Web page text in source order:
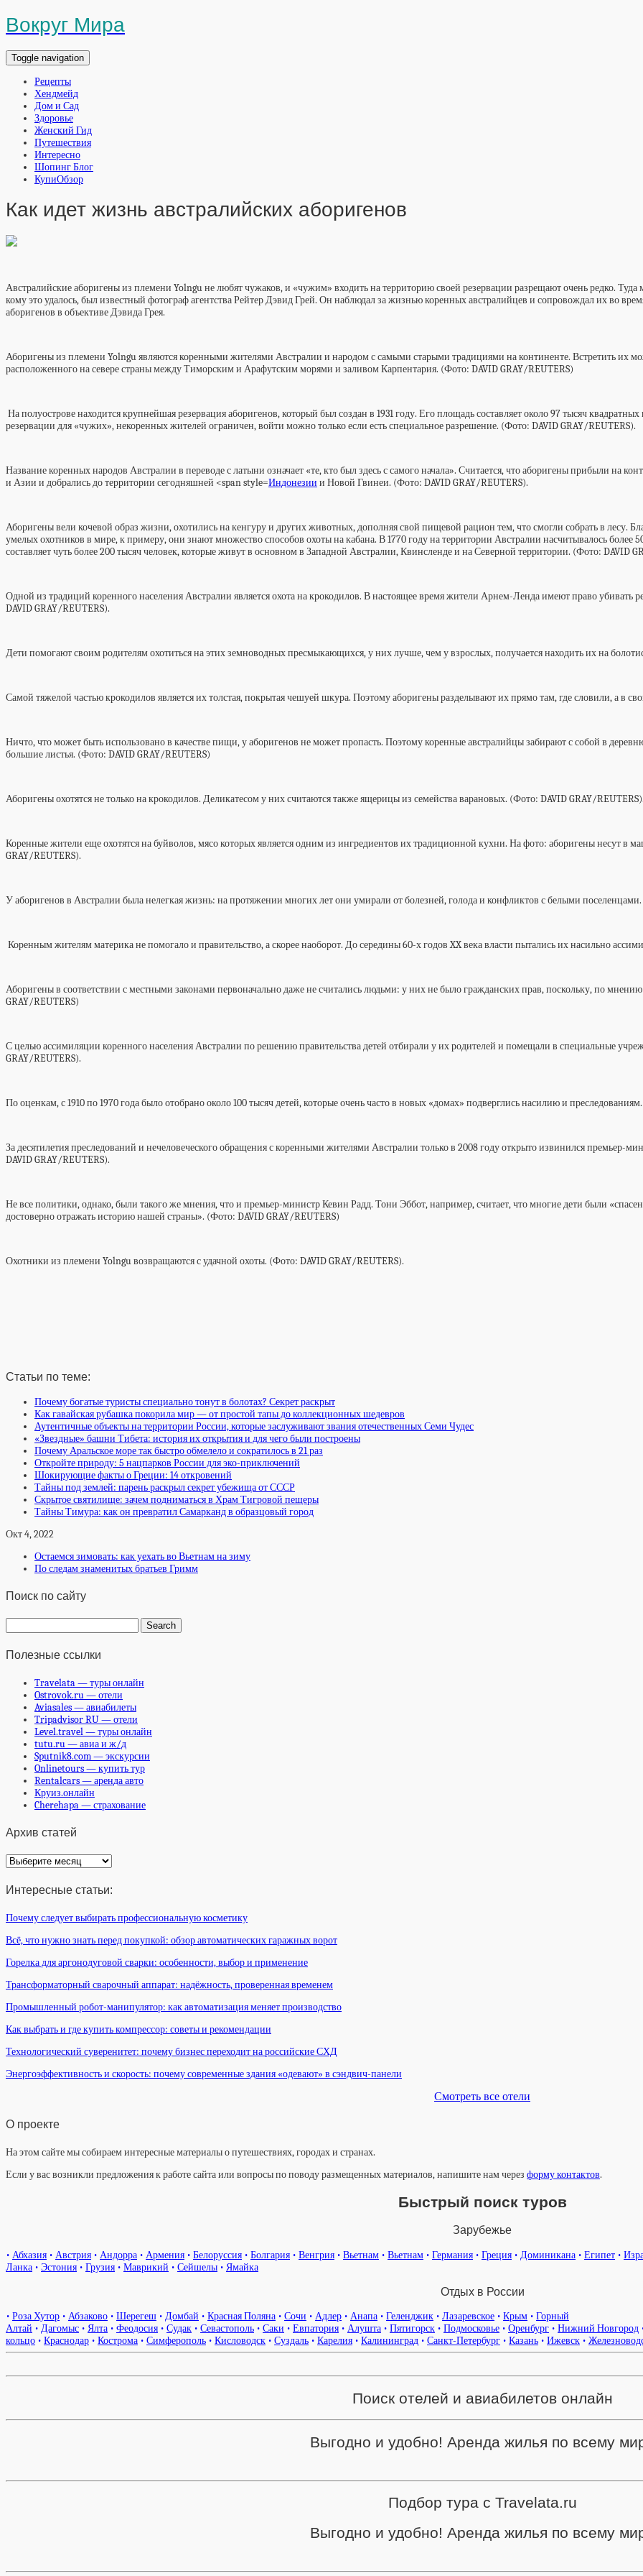
Вокруг Мира
Toggle navigation
Рецепты
Хендмейд
Дом и Сад
Здоровье
Женский Гид
Путешествия
Интересно
Шопинг Блог
КупиОбзор
Как идет жизнь австралийских аборигенов
Австралийские аборигены из племени Yolngu не любят чужаков, и «чужим» входить на территорию своей резервации разрещают очень редко.
кому это удалось, был известный фотограф агентства Рейтер Дэвид Грей. Он наблюдал за жизнью коренных австралийцев и сопровождал их во
аборигенов в объективе Дэвида Грея.
Аборигены из племени Yolngu являются коренными жителями Австралии и народом с самыми старыми традициями на континенте. Встретить их
расположенного на севере страны между Тиморским и Арафутским морями и заливом Карпентария. (Фото: DAVID GRAY/REUTERS)
На полуострове находится крупнейшая резервация аборигенов, который был создан в 1931 году. Его площадь составляет около 97 тысяч
резервации для «чужих», некоренных жителей ограничен, войти можно только если есть специальное разрешение. (Фото: DAVID GRAY/REUTERS).
Название коренных народов Австралии в переводе с латыни означает «те, кто был здесь с самого начала». Считается, что аборигены прибыли на
и Азии и добрались до территории сегодняшней <span style=Индонезии и Новой Гвинеи. (Фото: DAVID GRAY/REUTERS).
Аборигены вели кочевой образ жизни, охотились на кенгуру и других животных, дополняя свой пищевой рацион тем, что смогли собрать в лесу.
умелых охотников в мире, к примеру, они знают множество способов охоты на кабана. В 1770 году на территории Австралии насчитывалось более
составляет чуть более 200 тысяч человек, которые живут в основном в Западной Австралии, Квинсленде и на Северной территории. (Фото: DAVID
Одной из традиций коренного населения Австралии является охота на крокодилов. В настоящее время жители Арнем-Ленда имеют право
DAVID GRAY/REUTERS).
Дети помогают своим родителям охотиться на этих земноводных пресмыкающихся, у них лучше, чем у взрослых, получается находить их на
Самой тяжелой частью крокодилов является их толстая, покрытая чешуей шкура. Поэтому аборигены разделывают их прямо там, где словили, а в
Ничто, что может быть использовано в качестве пищи, у аборигенов не может пропасть. Поэтому коренные австралийцы забирают с собой в
большие листья. (Фото: DAVID GRAY/REUTERS)
Аборигены охотятся не только на крокодилов. Деликатесом у них считаются также ящерицы из семейства варановых. (Фото: DAVID GRAY/
Коренные жители еще охотятся на буйволов, мясо которых является одним из ингредиентов их традиционной кухни. На фото: аборигены несут в
GRAY/REUTERS).
У аборигенов в Австралии была нелегкая жизнь: на протяжении многих лет они умирали от болезней, голода и конфликтов с белыми
Коренным жителям материка не помогало и правительство, а скорее наоборот. До середины 60-х годов XX века власти пытались их насильно
Аборигены в соответствии с местными законами первоначально даже не считались людьми: у них не было гражданских прав, поскольку, по
GRAY/REUTERS)
С целью ассимиляции коренного населения Австралии по решению правительства детей отбирали у их родителей и помещали в специальные
GRAY/REUTERS).
По оценкам, с 1910 по 1970 года было отобрано около 100 тысяч детей, которые очень часто в новых «домах» подверглись насилию и
За десятилетия преследований и нечеловеческого обращения с коренными жителями Австралии только в 2008 году открыто извинился премьер-
DAVID GRAY/REUTERS).
Не все политики, однако, были такого же мнения, что и премьер-министр Кевин Радд. Тони Эббот, например, считает, что многие дети были
достоверно отражать историю нашей страны». (Фото: DAVID GRAY/REUTERS)
Охотники из племени Yolngu возвращаются с удачной охоты. (Фото: DAVID GRAY/REUTERS).
Статьи по теме:
Почему богатые туристы специально тонут в болотах? Секрет раскрыт
Как гавайская рубашка покорила мир — от простой тапы до коллекционных шедевров
Аутентичные объекты на территории России, которые заслуживают звания отечественных Семи Чудес
«Звездные» башни Тибета: история их открытия и для чего были построены
Почему Аральское море так быстро обмелело и сократилось в 21 раз
Откройте природу: 5 нацпарков России для эко-приключений
Шокирующие факты о Греции: 14 откровений
Тайны под землей: парень раскрыл секрет убежища от СССР
Скрытое святилище: зачем подниматься в Храм Тигровой пещеры
Тайны Тимура: как он превратил Самарканд в образцовый город
Окт 4, 2022
Остаемся зимовать: как уехать во Вьетнам на зиму
По следам знаменитых братьев Гримм
Поиск по сайту
Полезные ссылки
Travelata — туры онлайн
Ostrovok.ru — отели
Aviasales — авиабилеты
Tripadvisor RU — отели
Level.travel — туры онлайн
tutu.ru — авиа и ж/д
Sputnik8.com — экскурсии
Onlinetours — купить тур
Rentalcars — аренда авто
Круиз.онлайн
Cherehapa — страхование
Архив статей
Архив
статей
Интересные статьи:
Почему следует выбирать профессиональную косметику
Всё, что нужно знать перед покупкой: обзор автоматических гаражных ворот
Горелка для аргонодуговой сварки: особенности, выбор и применение
Трансформаторный сварочный аппарат: надёжность, проверенная временем
Промышленный робот-манипулятор: как автоматизация меняет производство
Как выбрать и где купить компрессор: советы и рекомендации
Технологический суверенитет: почему бизнес переходит на российские СХД
Энергоэффективность и скорость: почему современные здания «одевают» в сэндвич-панели
Смотреть все отели
О проекте
На этом сайте мы собираем интересные материалы о путешествиях, городах и странах.
Если у вас возникли предложения к работе сайта или вопросы по поводу размещенных материалов, напишите нам через форму контактов.
Быстрый поиск туров
Зарубежье
• Абхазия • Австрия • Андорра • Армения • Белоруссия • Болгария • Венгрия • Вьетнам • Вьетнам • Германия • Греция • Доминикана • Египет •
Ланка • Эстония • Грузия • Маврикий • Сейшелы • Ямайка
Отдых в России
• Роза Хутор • Абзаково • Шерегеш • Домбай • Красная Поляна • Сочи • Адлер • Анапа • Геленджик • Лазаревское • Крым • Горный
Алтай • Дагомыс • Ялта • Феодосия • Судак • Севастополь • Саки • Евпатория • Алушта • Пятигорск • Подмосковье • Оренбург • Нижний Новгород
кольцо • Краснодар • Кострома • Симферополь • Кисловодск • Суздаль • Карелия • Калининград • Санкт-Петербург • Казань • Ижевск •
Поиск отелей и авиабилетов онлайн
Выгодно и удобно! Аренда жилья по всему
Подбор тура с Travelata.ru
Выгодно и удобно! Аренда жилья по всему